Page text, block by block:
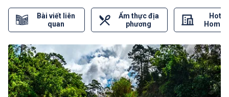
Bài viết liên
quan
Ẩm thực địa
phương
Hotel